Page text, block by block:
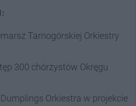
Tarnogórskiej Orkiestry
300 chórzystów Okręgu
Orkiestra w projekcie